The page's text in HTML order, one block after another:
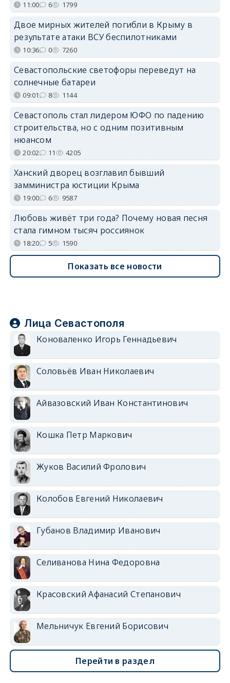
11:00 6 1799
Двое мирных жителей погибли в Крыму в
результате атаки ВСУ беспилотниками
10:36 0 7260
Севастопольские светофоры переведут на
солнечные батареи
09:01 8 1144
Севастополь стал лидером ЮФО по падению
строительства, но с одним позитивным
нюансом
20:02 11 4205
Ханский дворец возглавил бывший
замминистра юстиции Крыма
19:00 6 9587
Любовь живёт три года? Почему новая песня
стала гимном тысяч россиянок
18:20 5 1590
Показать все новости
Лица Севастополя
Коноваленко Игорь Геннадьевич
Соловьёв Иван Николаевич
Айвазовский Иван Константинович
Кошка Петр Маркович
Жуков Василий Фролович
Колобов Евгений Николаевич
Губанов Владимир Иванович
Селиванова Нина Федоровна
Красовский Афанасий Степанович
Мельничук Евгений Борисович
Перейти в раздел